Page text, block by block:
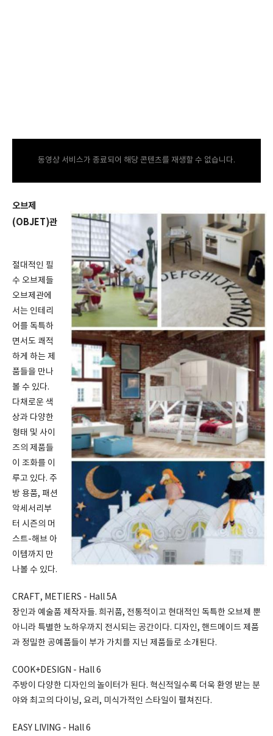
동영상 서비스가 종료되어 해당 콘텐츠를 재생할 수 없습니다.
오브제
(OBJET)관
절대적인 필
수 오브제들
오브제관에
서는 인테리
어를 독특하
면서도 쾌적
하게 하는 제
품들을 만나
볼 수 있다.
다채로운 색
상과 다양한
형태 및 사이
즈의 제품들
이 조화를 이
루고 있다. 주
방 용품, 패션
악세서리부
터 시즌의 머
스트-해브 아
이템까지 만
나볼 수 있다.
CRAFT, METIERS - Hall 5A
장인과 예술품 제작자들. 희귀품, 전통적이고 현대적인 독특한 오브제 뿐
아니라 특별한 노하우까지 전시되는 공간이다. 디자인, 핸드메이드 제품
과 정밀한 공예품들이 부가 가치를 지닌 제품들로 소개된다.
COOK+DESIGN - Hall 6
주방이 다양한 디자인의 놀이터가 된다. 혁신적일수록 더욱 환영 받는 분
야와 최고의 다이닝, 요리, 미식가적인 스타일이 펼쳐진다.
EASY LIVING - Hall 6